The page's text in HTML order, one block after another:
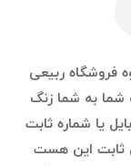
فروشگاه ربیعی
شما به شما زنگ
یا شماره ثابت
ثابت این هست